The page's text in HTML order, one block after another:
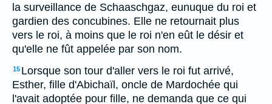
la surveillance de Schaaschgaz, eunuque du roi et
gardien des concubines. Elle ne retournait plus
vers le roi, à moins que le roi n'en eût le désir et
qu'elle ne fût appelée par son nom.
15 Lorsque son tour d'aller vers le roi fut arrivé,
Esther, fille d'Abichaïl, oncle de Mardochée qui
l'avait adoptée pour fille, ne demanda que ce qui